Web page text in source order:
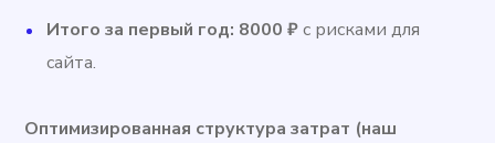
Итого за первый год: 8000 ₽с рисками для
сайта.
Оптимизированная структура затрат (наш